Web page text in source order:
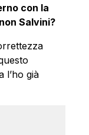
con la
Salvini?
l’ho già